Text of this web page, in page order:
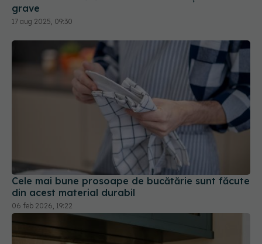
grave
17 aug 2025, 09:30
Cele mai bune prosoape de bucătărie sunt făcute
din acest material durabil
06 feb 2026, 19:22